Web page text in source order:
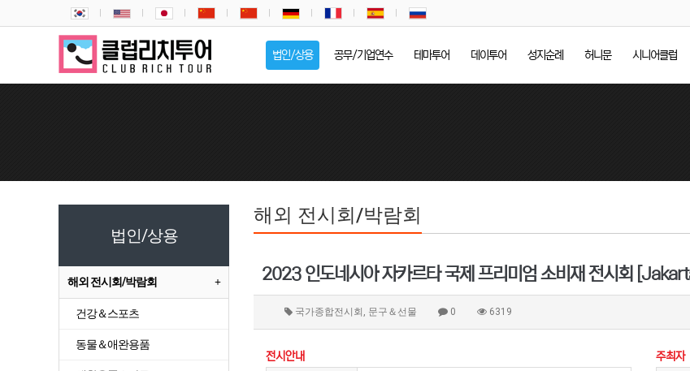
법인/상용 공무/기업연수 테마투어 데이투어 성지순례 허니문 시니어클럽
해외 전시회/박람회
2023 인도네시아 자카르타 국제 프리미엄 소비재 전시회
국가종합전시회, 문구＆선물 0 6319
전시안내
주최자
법인/상용
해외 전시회/박람회
건강＆스포츠
동물＆애완용품